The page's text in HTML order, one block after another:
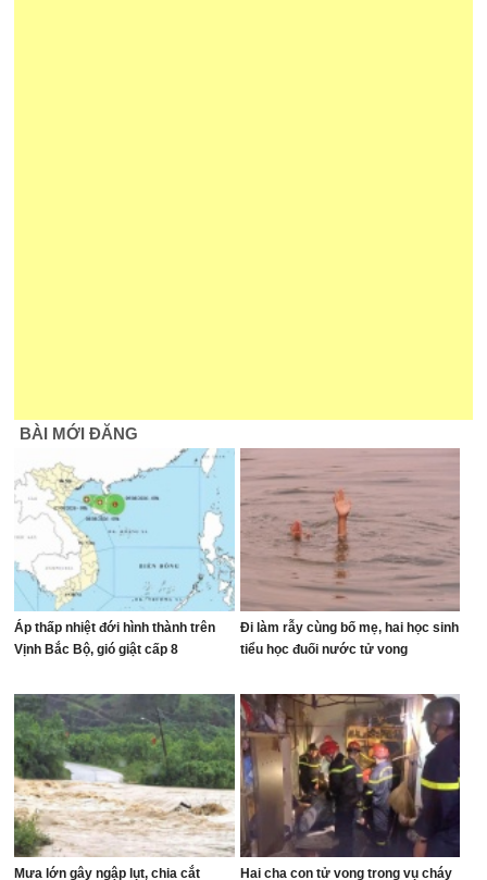
BÀI MỚI ĐĂNG
Áp thấp nhiệt đới hình thành trên
Vịnh Bắc Bộ, gió giật cấp 8
Đi làm rẫy cùng bố mẹ, hai học sinh
tiểu học đuối nước tử vong
Mưa lớn gây ngập lụt, chia cắt
Hai cha con tử vong trong vụ cháy